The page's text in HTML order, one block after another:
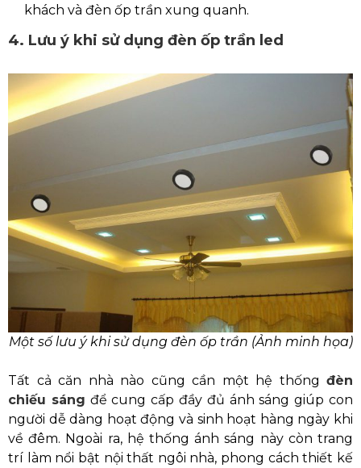
khách và đèn ốp trần xung quanh.
4. Lưu ý khi sử dụng đèn ốp trần led
Một số lưu ý khi sử dụng đèn ốp trần (Ảnh minh họa)
Tất cả căn nhà nào cũng cần một hệ thống đèn
chiếu sáng để cung cấp đầy đủ ánh sáng giúp con
người dễ dàng hoạt động và sinh hoạt hàng ngày khi
về đêm. Ngoài ra, hệ thống ánh sáng này còn trang
trí làm nổi bật nội thất ngôi nhà, phong cách thiết kế